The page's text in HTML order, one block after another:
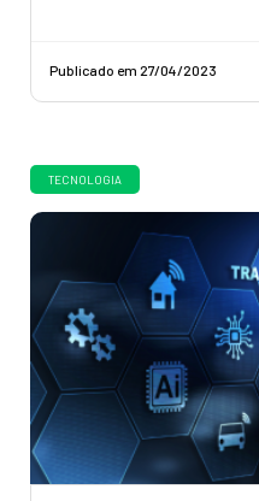
Publicado em 27/04/2023
TECNOLOGIA